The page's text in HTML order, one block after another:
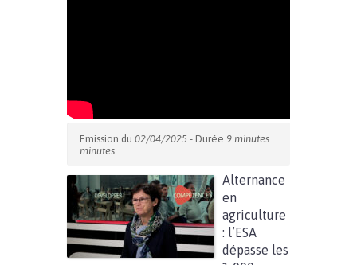
Emission du 02/04/2025 - Durée 9 minutes
minutes
Alternance
en
agriculture
: l’ESA
dépasse les